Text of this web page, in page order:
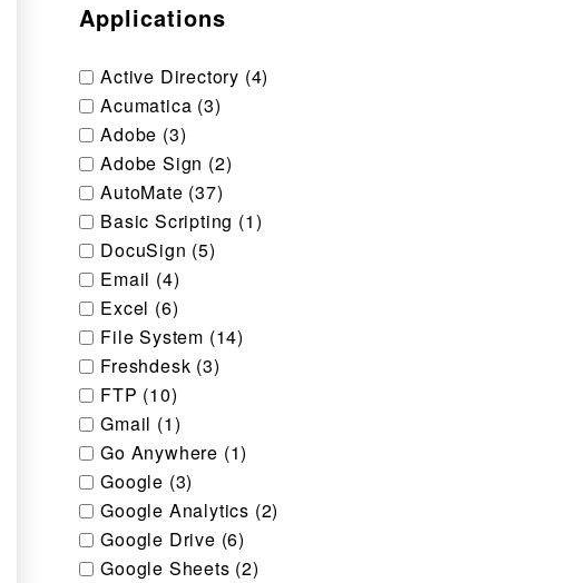
Applications
Active Directory (4)
Acumatica (3)
Adobe (3)
Adobe Sign (2)
AutoMate (37)
Basic Scripting (1)
DocuSign (5)
Email (4)
Excel (6)
File System (14)
Freshdesk (3)
FTP (10)
Gmail (1)
Go Anywhere (1)
Google (3)
Google Analytics (2)
Google Drive (6)
Google Sheets (2)